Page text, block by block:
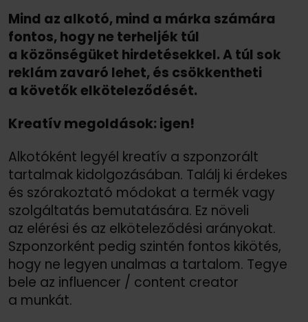
Mind az alkotó, mind a márka számára
fontos, hogy ne terheljék túl
a közönségüket hirdetésekkel. A túl sok
reklám zavaró lehet, és csökkentheti
a követők elköteleződését.
Kreatív megoldások: igen!
Alkotóként legyél kreatív a szponzorált
tartalmak kidolgozásában. Találj ki érdekes
és szórakoztató módokat a termék vagy
szolgáltatás bemutatására. Ez növeli
az elérési és az elköteleződési arányokat.
Szponzorként pedig szintén fontos kikötés,
hogy ne legyen unalmas a tartalom. Tegye
bele az influencer / content creator
a munkát.